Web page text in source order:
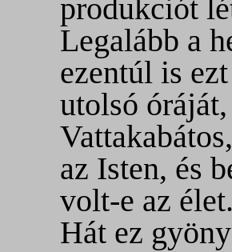
produkciót
Legalább a
ezentúl is
utolsó
az Isten, és
volt-e az
Hát ez